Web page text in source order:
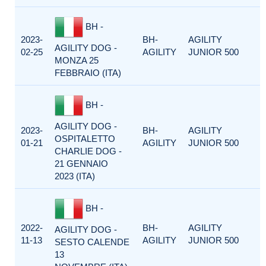
2023-
02-25
BH -
AGILITY DOG -
MONZA 25
FEBBRAIO (ITA)
BH-
AGILITY
AGILITY
JUNIOR 500
2023-
01-21
BH -
AGILITY DOG -
OSPITALETTO
CHARLIE DOG -
21 GENNAIO
2023 (ITA)
BH-
AGILITY
AGILITY
JUNIOR 500
2022-
11-13
BH -
AGILITY DOG -
SESTO CALENDE
13
BH-
AGILITY
AGILITY
JUNIOR 500